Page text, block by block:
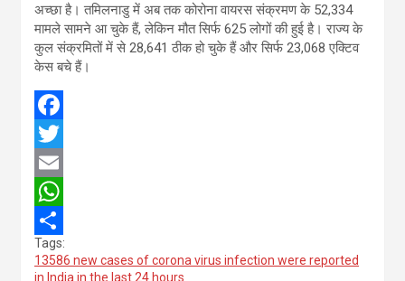
अच्‍छा है। तमिलनाडु में अब तक कोरोना वायरस संक्रमण के 52,334
मामले सामने आ चुके हैं, लेकिन मौत सिर्फ 625 लोगों की हुई है। राज्‍य के
कुल संक्रमितों में से 28,641 ठीक हो चुके हैं और सिर्फ 23,068 एक्टिव
केस बचे हैं।
F
a
c
e
b
T
w
t
E
m
a
W
hS
Tags:
13586 new cases of corona virus infection were reported
in India in the last 24 hours